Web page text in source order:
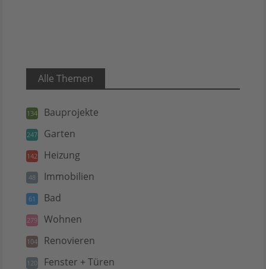
Alle Themen
134 Bauprojekte
247 Garten
142 Heizung
48 Immobilien
61 Bad
279 Wohnen
104 Renovieren
120 Fenster + Türen